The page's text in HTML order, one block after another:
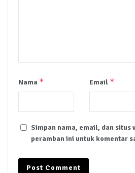
Nama * Email *
Simpan nama, email, dan situs
peramban ini untuk komentar